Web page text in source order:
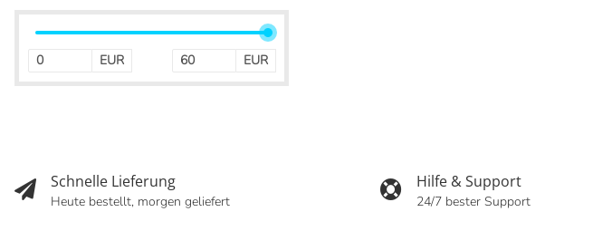
EUR EUR
Schnelle Lieferung
Heute bestellt, morgen geliefert
Hilfe & Support
24/7 bester Support